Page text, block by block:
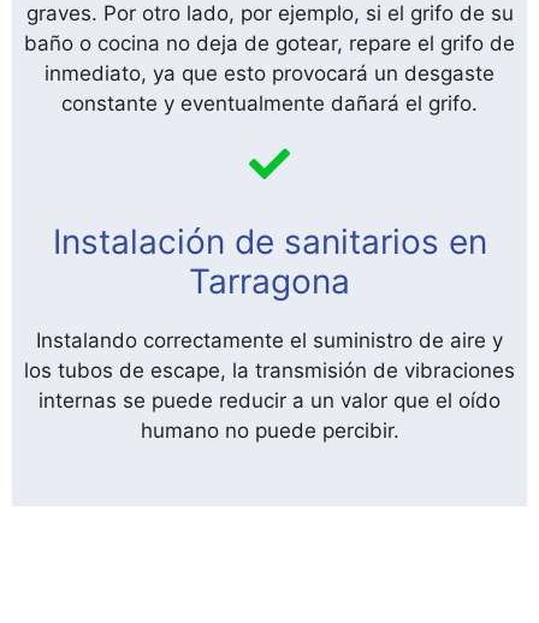
graves. Por otro lado, por ejemplo, si el grifo de su
baño o cocina no deja de gotear, repare el grifo de
inmediato, ya que esto provocará un desgaste
constante y eventualmente dañará el grifo.
Instalación de sanitarios en
Tarragona
Instalando correctamente el suministro de aire y
los tubos de escape, la transmisión de vibraciones
internas se puede reducir a un valor que el oído
humano no puede percibir.